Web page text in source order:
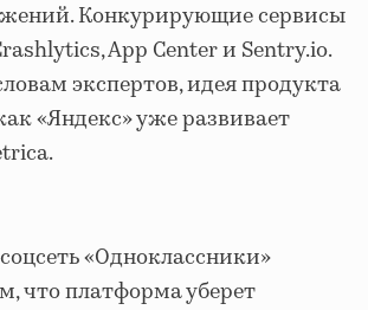
Конкурирующие сервисы
App Center и Sentry.io.
экспертов, идея продукта
«Яндекс» уже развивает
«Одноклассники»
что платформа уберет